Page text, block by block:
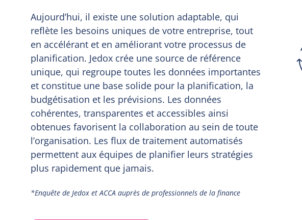
Aujourd’hui, il existe une solution adaptable, qui
reflète les besoins uniques de votre entreprise, tout
en accélérant et en améliorant votre processus de
planification. Jedox crée une source de référence
unique, qui regroupe toutes les données importantes
et constitue une base solide pour la planification, la
budgétisation et les prévisions. Les données
cohérentes, transparentes et accessibles ainsi
obtenues favorisent la collaboration au sein de toute
l’organisation. Les flux de traitement automatisés
permettent aux équipes de planifier leurs stratégies
plus rapidement que jamais.
*Enquête de Jedox et ACCA auprès de professionnels de la finance